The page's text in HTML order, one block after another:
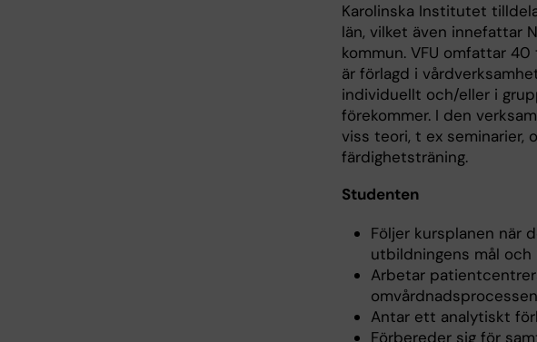
Karolinska Institutet
län, vilket även innefattar
kommun. VFU omfattar
är förlagd i
individuellt och/eller i
förekommer. I den
viss teori, t ex seminarier,
färdighetsträning.
Studenten
Följer kursplanen när
utbildningens mål
Arbetar
Antar ett analytiskt
Förbereder sig för